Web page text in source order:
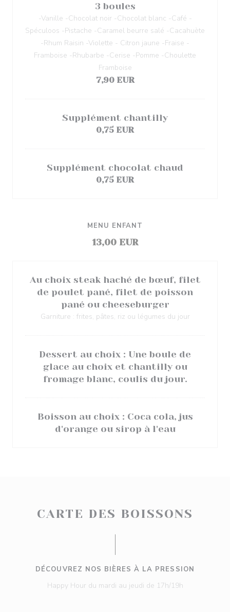
3 boules
-Vanille -Chocolat noir -Chocolat blanc -Café -
Spéculoos -Pistache -Caramel beurre salé -Cacahuète
-Rhum Raisin -Violette - Citron jaune -Fraise -
Framboise -Rhubarbe -Cerise -Pomme -Choulette
Framboise
7,90 EUR
Supplément chantilly
0,75 EUR
Supplément chocolat chaud
0,75 EUR
MENU ENFANT
13,00 EUR
Au choix steak haché de bœuf, filet
de poulet pané, filet de poisson
pané ou cheeseburger
Garniture : frites, pâtes, riz ou légumes du jour
Dessert au choix : Une boule de
glace au choix et chantilly ou
fromage blanc, coulis du jour.
Boisson au choix : Coca cola, jus
d'orange ou sirop à l'eau
CARTE DES BOISSONS
DÉCOUVREZ NOS BIÈRES À LA PRESSION
Happy Hour du mardi au jeudi de 17h/19h